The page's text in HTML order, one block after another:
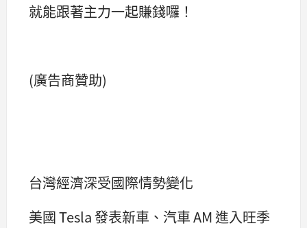
就能跟著主力一起賺錢囉！
(廣告商贊助)
台灣經濟深受國際情勢變化
美國 Tesla 發表新車、汽車 AM 進入旺季